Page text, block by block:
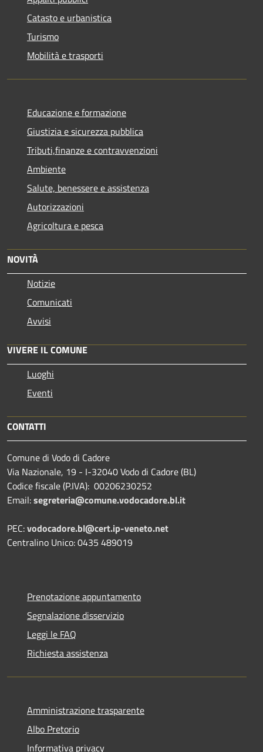
Catasto e urbanistica
Turismo
Mobilità e trasporti
Educazione e formazione
Giustizia e sicurezza pubblica
Tributi,finanze e contravvenzioni
Ambiente
Salute, benessere e assistenza
Autorizzazioni
Agricoltura e pesca
NOVITÀ
Notizie
Comunicati
Avvisi
VIVERE IL COMUNE
Luoghi
Eventi
CONTATTI
Comune di Vodo di Cadore
Via Nazionale, 19 - I-32040 Vodo di Cadore (BL)
Codice fiscale (P.IVA): 00206230252
Email:segreteria@comune.vodocadore.bl.it
PEC:vodocadore.bl@cert.ip-veneto.net
Centralino Unico: 0435 489019
Prenotazione appuntamento
Segnalazione disservizio
Leggi le FAQ
Richiesta assistenza
Amministrazione trasparente
Albo Pretorio
Informativa privacy